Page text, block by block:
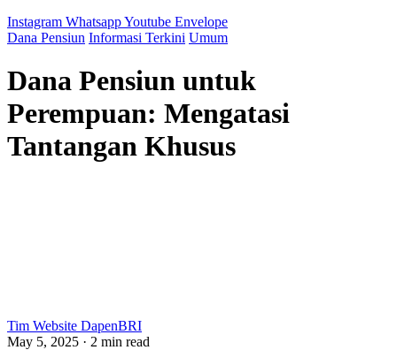
Instagram WhatsappYoutube Envelope
Dana Pensiun Informasi Terkini Umum
Dana Pensiun untuk
Perempuan: Mengatasi
Tantangan Khusus
Tim Website DapenBRI
May 5, 2025 · 2 min read